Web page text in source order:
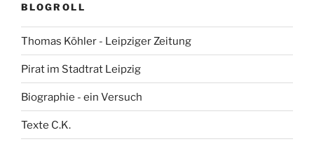
BLOGROLL
Thomas Köhler - Leipziger Zeitung
Pirat im Stadtrat Leipzig
Biographie - ein Versuch
Texte C.K.